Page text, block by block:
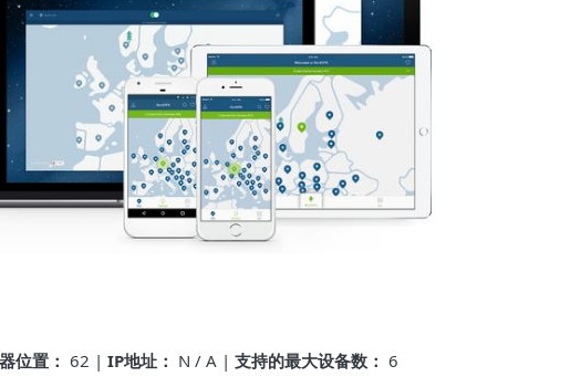
位置： 62 | IP地址： N / A | 支持的最大设备数： 6